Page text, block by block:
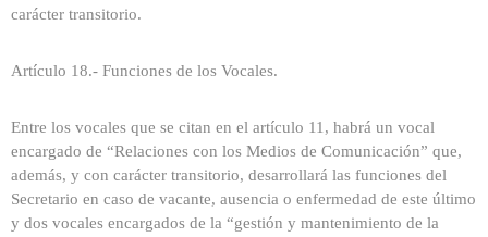
carácter transitorio.
Artículo 18.- Funciones de los Vocales.
Entre los vocales que se citan en el artículo 11, habrá un vocal
encargado de “Relaciones con los Medios de Comunicación” que,
además, y con carácter transitorio, desarrollará las funciones del
Secretario en caso de vacante, ausencia o enfermedad de este último
y dos vocales encargados de la “gestión y mantenimiento de la